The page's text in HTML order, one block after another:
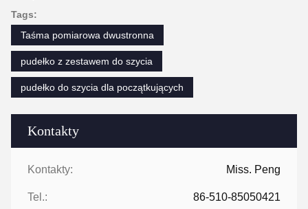
Kontakty
Kontakty: Miss. Peng
Tel.: 86-510-85050421
Tags:
Taśma pomiarowa dwustronna
pudełko z zestawem do szycia
pudełko do szycia dla początkujących